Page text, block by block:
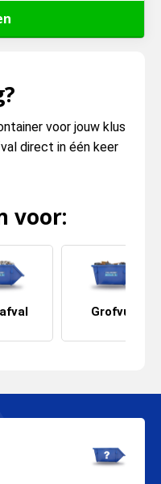
voor jouw klus
direct in één keer
voor:
Grofvuil